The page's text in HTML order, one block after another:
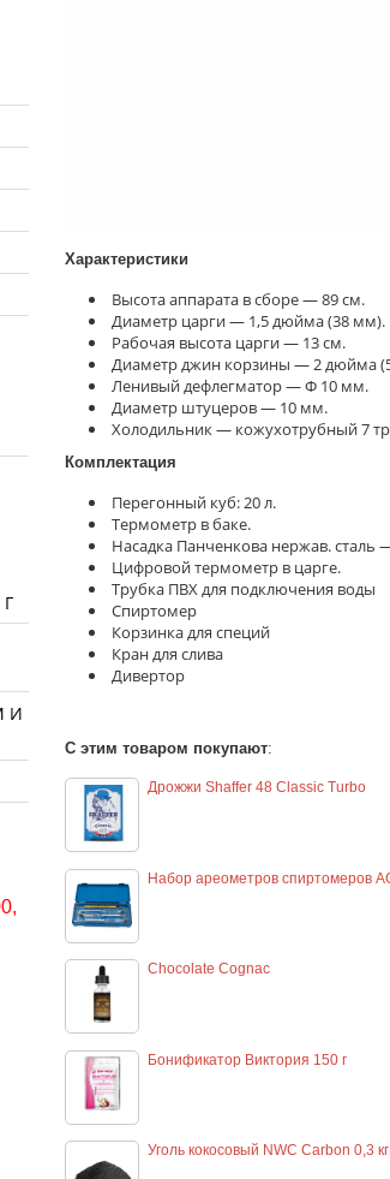
Характеристики
Высота аппарата в сборе — 89 см.
Диаметр царги — 1,5 дюйма (38 мм).
Рабочая высота царги — 13 см.
Диаметр джин корзины — 2 дюйма
Ленивый дефлегматор — Ф 10 мм.
Диаметр штуцеров — 10 мм.
Холодильник — кожухотрубный 7
Комплектация
Перегонный куб: 20 л.
Термометр в баке.
Насадка Панченкова нержав. сталь
Цифровой термометр в царге.
Трубка ПВХ для подключения воды
Спиртомер
Корзинка для специй
Кран для слива
Дивертор
С этим товаром покупают:
Дрожжи Shaffer 48 Сlassic Turbo
Набор ареометров спиртомеров
Chocolate Cognac
Бонификатор Виктория 150 г
Уголь кокосовый NWC Carbon 0,3 кг
И